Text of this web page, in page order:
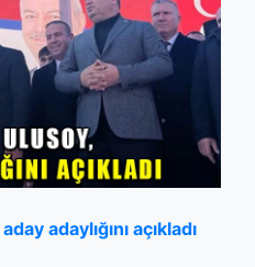
adaylığını açıkladı